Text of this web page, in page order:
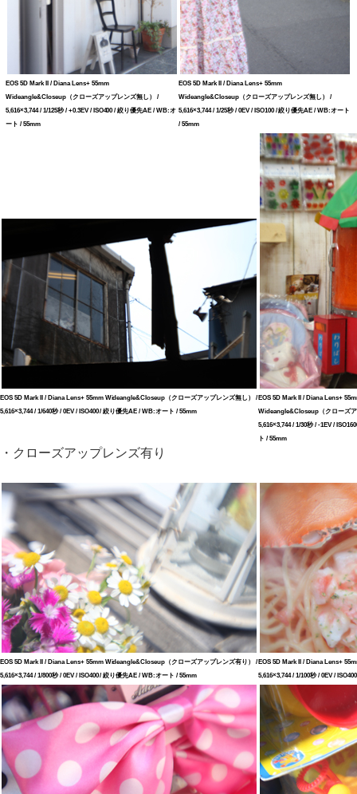
EOS 5D Mark II / Diana Lens+ 55mm
Wideangle&Closeup（クローズアップレンズ無し） /
5,616×3,744 / 1/125秒 / +0.3EV / ISO400 / 絞り優先AE / WB:オ
ート / 55mm
EOS 5D Mark II / Diana Lens+ 55mm
Wideangle&Closeup（クローズアップレンズ無し） /
5,616×3,744 / 1/25秒 / 0EV / ISO100 / 絞り優先AE / WB:オート
/ 55mm
EOS 5D Mark II / Diana Lens+ 55mm Wideangle&Closeup（クローズアップレンズ無し） /
5,616×3,744 / 1/640秒 / 0EV / ISO400 / 絞り優先AE / WB:オート / 55mm
EOS 5D Mark II / Diana Lens+
Wideangle&Closeup（クローズ
5,616×3,744 / 1/30秒 / -1EV /
ト / 55mm
・クローズアップレンズ有り
EOS 5D Mark II / Diana Lens+ 55mm Wideangle&Closeup（クローズアップレンズ有り） /
5,616×3,744 / 1/800秒 / 0EV / ISO400 / 絞り優先AE / WB:オート / 55mm
EOS 5D Mark II / Diana Lens+
5,616×3,744 / 1/100秒 / 0EV /